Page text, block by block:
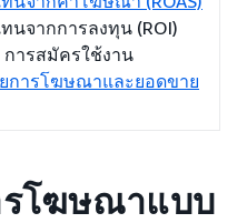
นจากการลงทุน (ROI)
การสมัครใช้งาน
การโฆษณาและยอดขาย
รโฆษณาแบบ